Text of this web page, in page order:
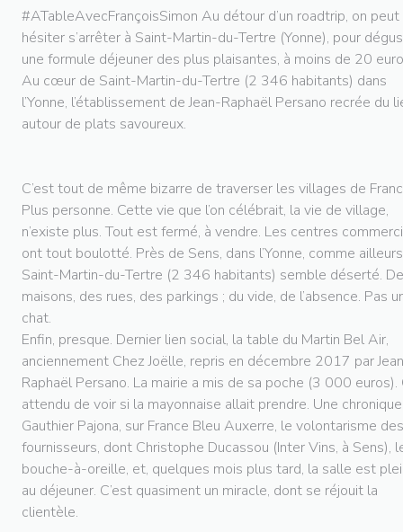
#ATableAvecFrançoisSimon Au détour d’un roadtrip, on peut
hésiter s’arrêter à Saint-Martin-du-Tertre (Yonne), pour
une formule déjeuner des plus plaisantes, à moins de 20
Au cœur de Saint-Martin-du-Tertre (2 346 habitants) dans
l’Yonne, l’établissement de Jean-Raphaël Persano recrée du
autour de plats savoureux.
C’est tout de même bizarre de traverser les villages de
Plus personne. Cette vie que l’on célébrait, la vie de village,
n’existe plus. Tout est fermé, à vendre. Les centres
ont tout boulotté. Près de Sens, dans l’Yonne, comme
Saint-Martin-du-Tertre (2 346 habitants) semble déserté.
maisons, des rues, des parkings ; du vide, de l’absence. Pas
chat.
Enfin, presque. Dernier lien social, la table du Martin Bel Air,
anciennement Chez Joëlle, repris en décembre 2017 par
Raphaël Persano. La mairie a mis de sa poche (3 000 euros).
attendu de voir si la mayonnaise allait prendre. Une
Gauthier Pajona, sur France Bleu Auxerre, le volontarisme des
fournisseurs, dont Christophe Ducassou (Inter Vins, à Sens),
bouche-à-oreille, et, quelques mois plus tard, la salle est
au déjeuner. C’est quasiment un miracle, dont se réjouit la
clientèle.